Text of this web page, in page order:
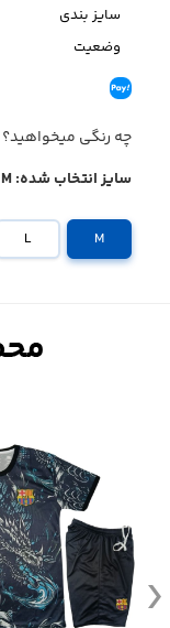
سایز بندی
وضعیت
چه رنگی میخواهید؟
سایز انتخاب شده:M
M
L